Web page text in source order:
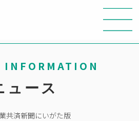
INFORMATION
ュース
共済新聞にいがた版